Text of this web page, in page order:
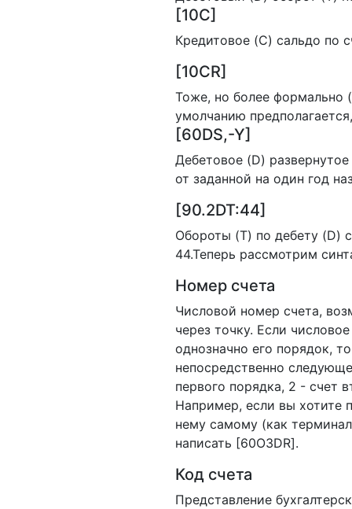
[10C]
Кредитовое (C) сальдо по
[10CR]
Тоже, но более формально
умолчанию
[60DS,-Y]
Дебетовое (D)
от заданной на один год
[90.2DT:44]
Обороты (T) по дебету (D)
44.Теперь рассмотрим
Номер счета
Числовой номер счета,
через точку. Если
однозначно его порядок,
непосредственно
первого порядка, 2 - счет
Например, если вы хотите
нему самому (как
написать [60O3DR].
Код счета
Представление